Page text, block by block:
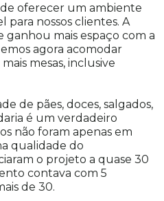
de oferecer um ambiente
para nossos clientes. A
ganhou mais espaço com a
agora acomodar
mesas, inclusive
de pães, doces, salgados,
é um verdadeiro
não foram apenas em
qualidade do
o projeto a quase 30
contava com 5
de 30.